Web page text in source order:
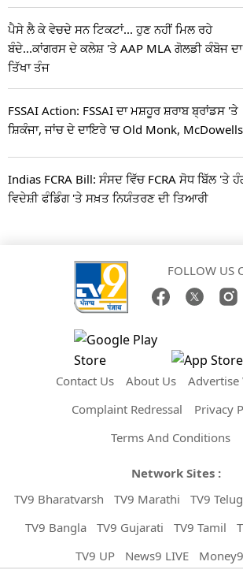
ਪੈਸੇ ਲੈ ਕੇ ਵੇਚਦੇ ਸਨ ਟਿਕਟਾਂ... ਹੁਣ ਨਹੀਂ ਮਿਲ ਰਹੇ
ਬੰਦੇ...ਕਾਂਗਰਸ ਦੇ ਕਲੇਸ਼ 'ਤੇ AAP MLA ਗੋਲਡੀ ਕੰਬੋਜ ਦਾ
ਤਿੱਖਾ ਤੰਜ
FSSAI Action: FSSAI ਦਾ ਮਸ਼ਹੂਰ ਸ਼ਰਾਬ ਬ੍ਰਾਂਡਸ 'ਤੇ
ਸ਼ਿਕੰਜਾ, ਜਾਂਚ ਦੇ ਦਾਇਰੇ 'ਚ Old Monk, McDowells
Indias FCRA Bill: ਸੰਸਦ ਵਿੱਚ FCRA ਸੋਧ ਬਿੱਲ 'ਤੇ
ਵਿਦੇਸ਼ੀ ਫੰਡਿੰਗ 'ਤੇ ਸਖ਼ਤ ਨਿਯੰਤਰਣ ਦੀ ਤਿਆਰੀ
FOLLOW US
Contact Us About Us
Advertise
Complaint Redressal
Privacy
Terms And Conditions
Network Sites :
TV9 Bharatvarsh
TV9 Marathi TV9
TV9 Bangla
TV9 Gujarati TV9 Tamil
TV9 UP
News9 LIVE